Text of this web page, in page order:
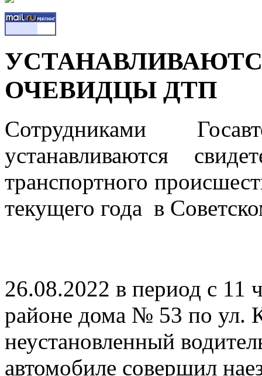
ОЧЕВИДЦЫ ДТП
Сотрудниками
устанавливаются
транспортного
текущего года в
26.08.2022 в период с 11
районе дома № 53 по ул.
неустановленный
автомобиле совершил